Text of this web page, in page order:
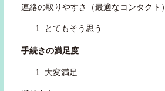
連絡の取りやすさ（最適なコンタクト）
とてもそう思う
手続きの満足度
大変満足